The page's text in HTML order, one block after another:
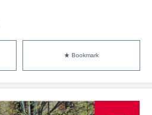
★ Bookmark